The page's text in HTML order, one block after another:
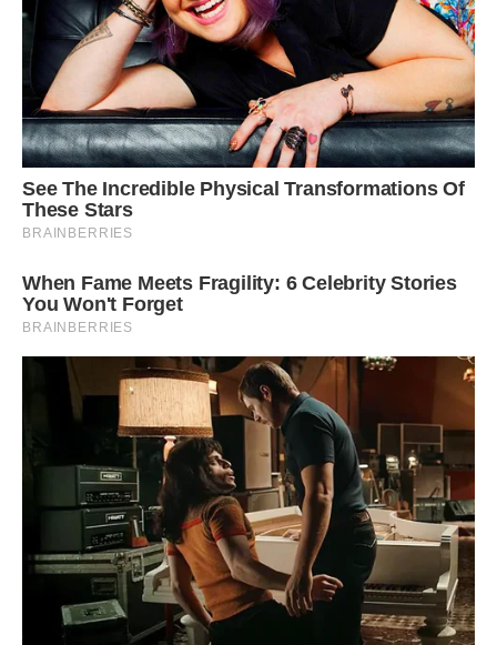
Переді мною були забуті обличчя однокурсників чоловіка
– Анатолій, Таня, Іван, Василь, а це … Боже мій, це ж Ольга
– хохотушка і щебетуха. Всі вони змінилися за десять
років. Особливо Ольга, яка перетворилася з тоненької
дівчини в огрядну матрону. Оля, Котик, Ольгуня –
трьох дітей.
демонстративного невдоволення. Мені стало нудно від
самої себе. Кілька секунд тривало мовчанка. А потім, ніби
скинувши важкий тягар, я сказала щиро, від усього серця:
– Як добре, що ви тут!
Передрук без посилання на ibilingua.com – заборонений!
Фото ілюстративне -globalpres
Сподобалась стаття? Поділіться з друзями на Facebook